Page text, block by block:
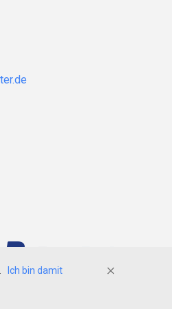
Ich bin damit